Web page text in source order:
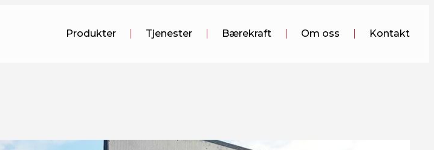
Produkter Tjenester Bærekraft Om oss Kontakt